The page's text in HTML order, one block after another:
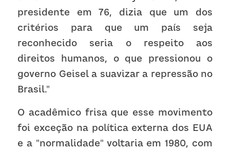
presidente em 76, dizia que um dos
critérios para que um país seja
reconhecido seria o respeito aos
direitos humanos, o que pressionou o
governo Geisel a suavizar a repressão no
Brasil."
O acadêmico frisa que esse movimento
foi exceção na política externa dos EUA
e a "normalidade" voltaria em 1980, com